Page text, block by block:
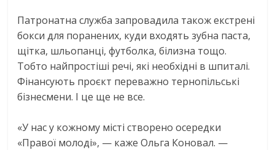
Патронатна служба запровадила також екстрені
бокси для поранених, куди входять зубна паста,
щітка, шльопанці, футболка, білизна тощо.
Тобто найпростіші речі, які необхідні в шпиталі.
Фінансують проєкт переважно тернопільські
бізнесмени. І це ще не все.
«У нас у кожному місті створено осередки
«Правої молоді», — каже Ольга Коновал. —